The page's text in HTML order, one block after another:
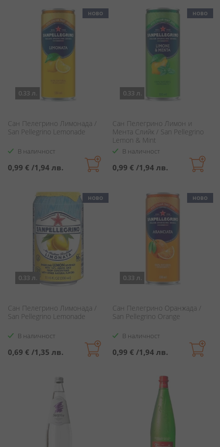
НОВО
0.33 л.
Сан Пелегрино Лимонада /
San Pellegrino Lemonade
В наличност
0,99 € /1,94 лв.
НОВО
0.33 л.
Сан Пелегрино Лимон и
Мента Слийк / San Pellegrino
Lemon & Mint
В наличност
0,99 € /1,94 лв.
НОВО
0.33 л.
Сан Пелегрино Лимонада /
San Pellegrino Lemonade
В наличност
0,69 € /1,35 лв.
НОВО
0.33 л.
Сан Пелегрино Оранжада /
San Pellegrino Orange
В наличност
0,99 € /1,94 лв.